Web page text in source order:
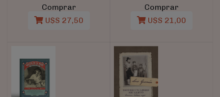
Comprar
U$S 27,50
Comprar
U$S 21,00